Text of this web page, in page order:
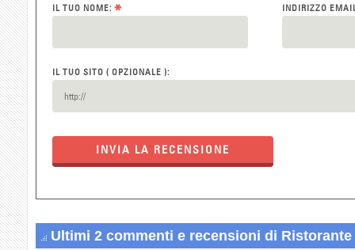
IL TUO NOME: * INDIRIZZO
IL TUO SITO ( OPZIONALE ):
INVIA LA RECENSIONE
Ultimi 2 commenti e recensioni di